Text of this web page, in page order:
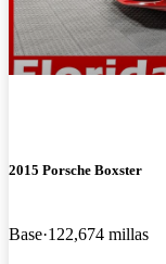
2015 Porsche Boxster
Base 122,674 millas